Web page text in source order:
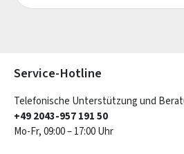
Service-Hotline
Telefonische Unterstützung und
+49 2043-957 191 50
Mo-Fr, 09:00 – 17:00 Uhr